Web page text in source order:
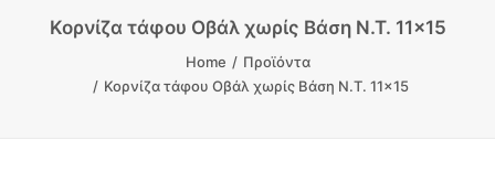
ΕΙΔΗ ΜΝΗΜΕΙΟΥ
ΑΔΑΜΑΝΤΟΦΟΡΟΙ ΔΙΣΚΟΙ
ΠΡΟΪΟΝΤΑ ΜΑΡΜΆΡΟΥ
Κορνίζα τάφου Οβάλ χωρίς Βάση Ν.Τ. 11×15
Home
Προϊόντα
Κορνίζα τάφου Οβάλ χωρίς Βάση Ν.Τ. 11×15